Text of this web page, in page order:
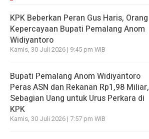
KPK Beberkan Peran Gus Haris, Orang
Kepercayaan Bupati Pemalang Anom
Widiyantoro
Kamis, 30 Juli 2026 | 9:45 pm WIB
Bupati Pemalang Anom Widiyantoro
Peras ASN dan Rekanan Rp1,98 Miliar,
Sebagian Uang untuk Urus Perkara di
KPK
Kamis, 30 Juli 2026 | 7:57 pm WIB